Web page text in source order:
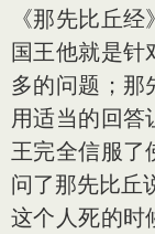
《那先比丘
国王他就是针
多的问题；那
用适当的回答
王完全信服了
问了那先比丘
这个人死的时